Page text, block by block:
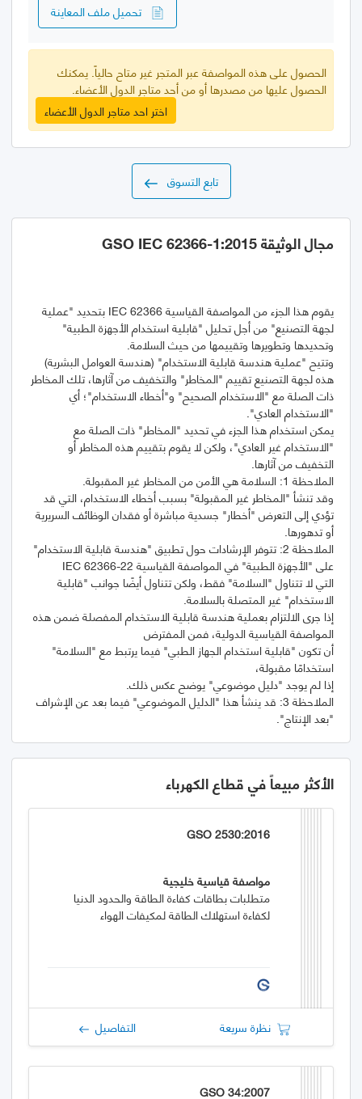
تحميل ملف المعاينة
الحصول على هذه المواصفة عبر المتجر غير متاح حالياً. يمكنك
الحصول عليها من مصدرها أو من أحد متاجر الدول الأعضاء.
اختر احد متاجر الدول الأعضاء
تابع التسوق
مجال الوثيقة GSO IEC 62366-1:2015
يقوم هذا الجزء من المواصفة القياسية IEC 62366 بتحديد "عملية
لجهة التصنيع" من أجل تحليل "قابلية استخدام الأجهزة الطبية"
هذه لجهة التصنيع تقييم "المخاطر" والتخفيف من آثارها، تلك المخاطر
ذات الصلة مع "الاستخدام الصحيح" و"أخطاء الاستخدام"؛ أي
يمكن استخدام هذا الجزء في تحديد "المخاطر" ذات الصلة مع
"الاستخدام غير العادي"، ولكن لا يقوم بتقييم هذه المخاطر أو
وقد تنشأ "المخاطر غير المقبولة" بسبب أخطاء الاستخدام، التي قد
تؤدي إلى التعرض "أخطار" جسدية مباشرة أو فقدان الوظائف السريرية
الملاحظة 2: تتوفر الإرشادات حول تطبيق "هندسة قابلية الاستخدام"
التي لا تتناول "السلامة" فقط، ولكن تتناول أيضًا جوانب "قابلية
إذا جرى الالتزام بعملية هندسة قابلية الاستخدام المفصلة ضمن هذه
أن تكون "قابلية استخدام الجهاز الطبي" فيما يرتبط مع "السلامة"
الملاحظة 3: قد ينشأ هذا "الدليل الموضوعي" فيما بعد عن الإشراف
"بعد الإنتاج".
الأكثر مبيعاً في قطاع الكهرباء
GSO 2530:2016
مواصفة قياسية خليجية
متطلبات بطاقات كفاءة الطاقة والحدود الدنيا
لكفاءة استهلاك الطاقة لمكيفات الهواء
نظرة سريعة التفاصيل
GSO 34:2007